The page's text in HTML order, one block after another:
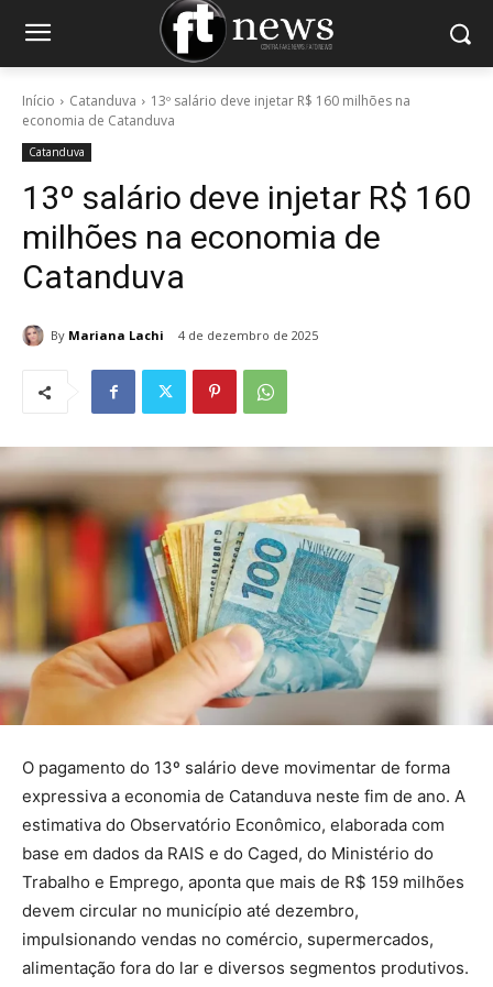
Início Catanduva
13º salário deve injetar R$ 160 milhões na
economia de Catanduva
Catanduva
13º salário deve injetar R$ 160
milhões na economia de
Catanduva
By Mariana Lachi 4 de dezembro de 2025
O pagamento do 13º salário deve movimentar de forma
expressiva a economia de Catanduva neste fim de ano. A
estimativa do Observatório Econômico, elaborada com
base em dados da RAIS e do Caged, do Ministério do
Trabalho e Emprego, aponta que mais de R$ 159 milhões
devem circular no município até dezembro,
impulsionando vendas no comércio, supermercados,
alimentação fora do lar e diversos segmentos produtivos.